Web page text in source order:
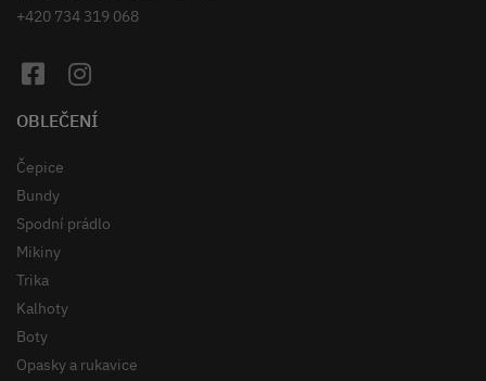
+420 734 319 068
OBLEČENÍ
Čepice
Bundy
Spodní prádlo
Mikiny
Trika
Kalhoty
Boty
Opasky a rukavice